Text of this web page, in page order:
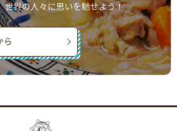
世界の人々に思いを馳せよう！
ら